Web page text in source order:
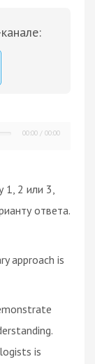
00:00 / 00:00
2 или 3,
ответа.
approach is
is